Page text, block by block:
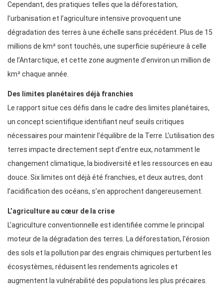
Cependant, des pratiques telles que la déforestation,
l’urbanisation et l’agriculture intensive provoquent une
dégradation des terres à une échelle sans précédent. Plus de 15
millions de km² sont touchés, une superficie supérieure à celle
de l’Antarctique, et cette zone augmente d’environ un million de
km² chaque année.
Des limites planétaires déjà franchies
Le rapport situe ces défis dans le cadre des limites planétaires,
un concept scientifique identifiant neuf seuils critiques
nécessaires pour maintenir l’équilibre de la Terre. L’utilisation des
terres impacte directement sept d’entre eux, notamment le
changement climatique, la biodiversité et les ressources en eau
douce. Six limites ont déjà été franchies, et deux autres, dont
l’acidification des océans, s’en approchent dangereusement.
L’agriculture au cœur de la crise
L’agriculture conventionnelle est identifiée comme le principal
moteur de la dégradation des terres. La déforestation, l’érosion
des sols et la pollution par des engrais chimiques perturbent les
écosystèmes, réduisent les rendements agricoles et
augmentent la vulnérabilité des populations les plus précaires.